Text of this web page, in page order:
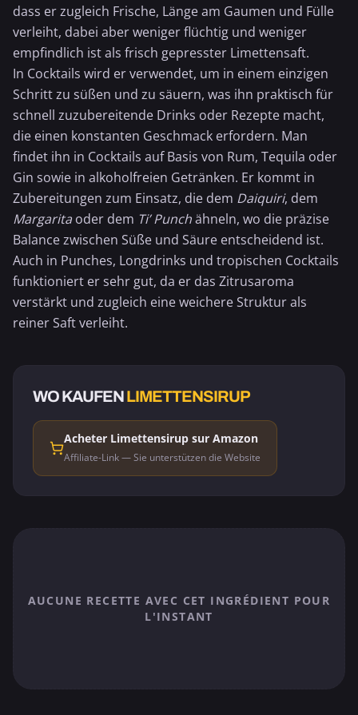
dass er zugleich Frische, Länge am Gaumen und Fülle
verleiht, dabei aber weniger flüchtig und weniger
empfindlich ist als frisch gepresster Limettensaft.
In Cocktails wird er verwendet, um in einem einzigen
Schritt zu süßen und zu säuern, was ihn praktisch für
schnell zuzubereitende Drinks oder Rezepte macht,
die einen konstanten Geschmack erfordern. Man
findet ihn in Cocktails auf Basis von Rum, Tequila oder
Gin sowie in alkoholfreien Getränken. Er kommt in
Zubereitungen zum Einsatz, die dem Daiquiri, dem
Margarita oder dem Ti’ Punchähneln, wo die präzise
Balance zwischen Süße und Säure entscheidend ist.
Auch in Punches, Longdrinks und tropischen Cocktails
funktioniert er sehr gut, da er das Zitrusaroma
verstärkt und zugleich eine weichere Struktur als
reiner Saft verleiht.
WO KAUFENLIMETTENSIRUP
Acheter Limettensirup sur Amazon
Affiliate-Link — Sie unterstützen die Website
AUCUNE RECETTE AVEC CET INGRÉDIENT POUR
L'INSTANT